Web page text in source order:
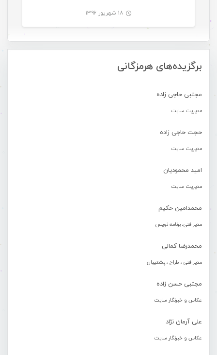
برگزیده‌های هرمزگانی
مجتبی حاجی زاده
مدیریت سایت
حجت حاجی زاده
مدیریت سایت
امید محمودیان
مدیریت سایت
محمدامین حکیم
مدیر فنی، برنامه نویس
محمدرضا کمالی
مدیر فنی ، طراح ، پشتیبان
مجتبی حسن زاده
عکاس و خبرنگار سایت
علی آرمان نژاد
عکاس و خبرنگار سایت
۱۸ شهریور ۱۳۹۶